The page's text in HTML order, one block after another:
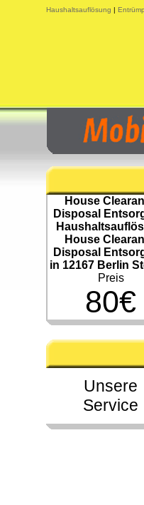
Haushaltsauflösung |
House
Disposal
House
Disposal
in 12167 Berlin
Preis
80€
Unsere
Service